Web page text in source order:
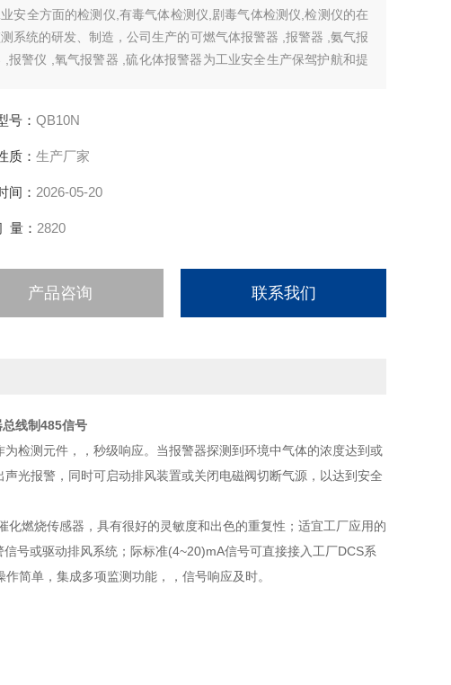
安全方面的检测仪,有毒气体检测仪,剧毒气体检测仪,检测仪的在
系统的研发、制造，公司生产的可燃气体报警器 ,报警器 ,氨气报
,报警仪 ,氧气报警器 ,硫化体报警器为工业安全生产保驾护航和提
号： QB10N
质： 生产厂家
间： 2026-05-20
量： 2820
产品咨询 联系我们
线制485信号
为检测元件，，秒级响应。当报警器探测到环境中气体的浓度达到或
光报警，同时可启动排风装置或关闭电磁阀切断气源，以达到安全
化燃烧传感器，具有很好的灵敏度和出色的重复性；适宜工厂应用的
号或驱动排风系统；际标准(4~20)mA信号可直接接入工厂DCS系
简单，集成多项监测功能，，信号响应及时。